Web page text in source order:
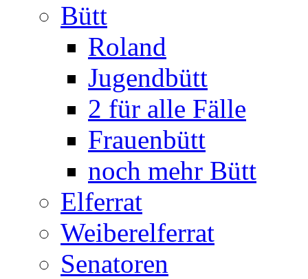
Bütt
Roland
Jugendbütt
2 für alle Fälle
Frauenbütt
noch mehr Bütt
Elferrat
Weiberelferrat
Senatoren